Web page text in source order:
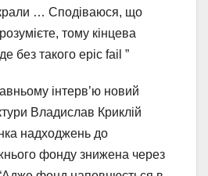
… Сподіваюся, що
тому кінцева
без такого epic fail ”
інтерв’ю новий
Владислав Криклій
надходжень до
фонду знижена через